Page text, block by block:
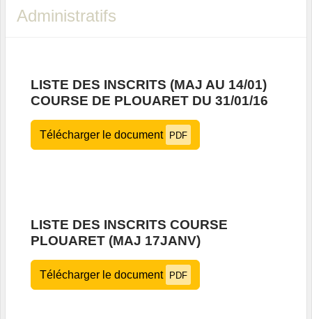
Administratifs
LISTE DES INSCRITS (MAJ AU 14/01)
COURSE DE PLOUARET DU 31/01/16
Télécharger le document PDF
LISTE DES INSCRITS COURSE
PLOUARET (MAJ 17JANV)
Télécharger le document PDF